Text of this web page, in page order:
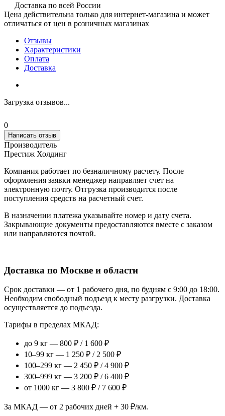
Доставка по всей России
Цена действительна только для интернет-магазина и может
отличаться от цен в розничных магазинах
Отзывы
Характеристики
Оплата
Доставка
Загрузка отзывов...
0
Написать отзыв
Производитель
Престиж Холдинг
Компания работает по безналичному расчету. После
оформления заявки менеджер направляет счет на
электронную почту. Отгрузка производится после
поступления средств на расчетный счет.
В назначении платежа указывайте номер и дату счета.
Закрывающие документы предоставляются вместе с заказом
или направляются почтой.
Доставка по Москве и области
Срок доставки — от 1 рабочего дня, по будням с 9:00 до 18:00.
Необходим свободный подъезд к месту разгрузки. Доставка
осуществляется до подъезда.
Тарифы в пределах МКАД:
до 9 кг — 800 ₽ / 1 600 ₽
10–99 кг — 1 250 ₽ / 2 500 ₽
100–299 кг — 2 450 ₽ / 4 900 ₽
300–999 кг — 3 200 ₽ / 6 400 ₽
от 1000 кг — 3 800 ₽ / 7 600 ₽
За МКАД — от 2 рабочих дней + 30 ₽/км.